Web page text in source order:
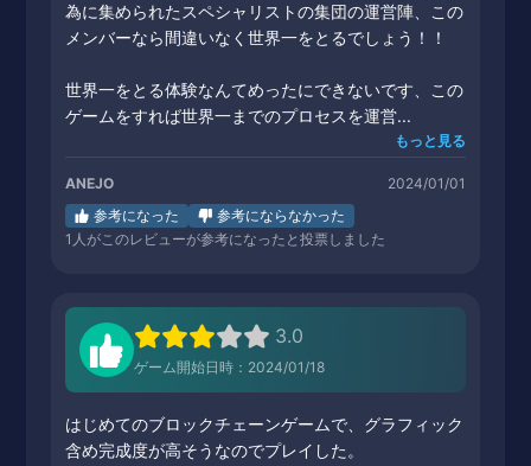
為に集められたスペシャリストの集団の運営陣、この
メンバーなら間違いなく世界一をとるでしょう！！
世界一をとる体験なんてめったにできないです、この
ゲームをすれば世界一までのプロセスを運営...
もっと見る
ANEJO
2024/01/01
参考になった
参考にならなかった
1 人がこのレビューが参考になったと投票しました
3.0
ゲーム開始日時：2024/01/18
はじめてのブロックチェーンゲームで、グラフィック
含め完成度が高そうなのでプレイした。